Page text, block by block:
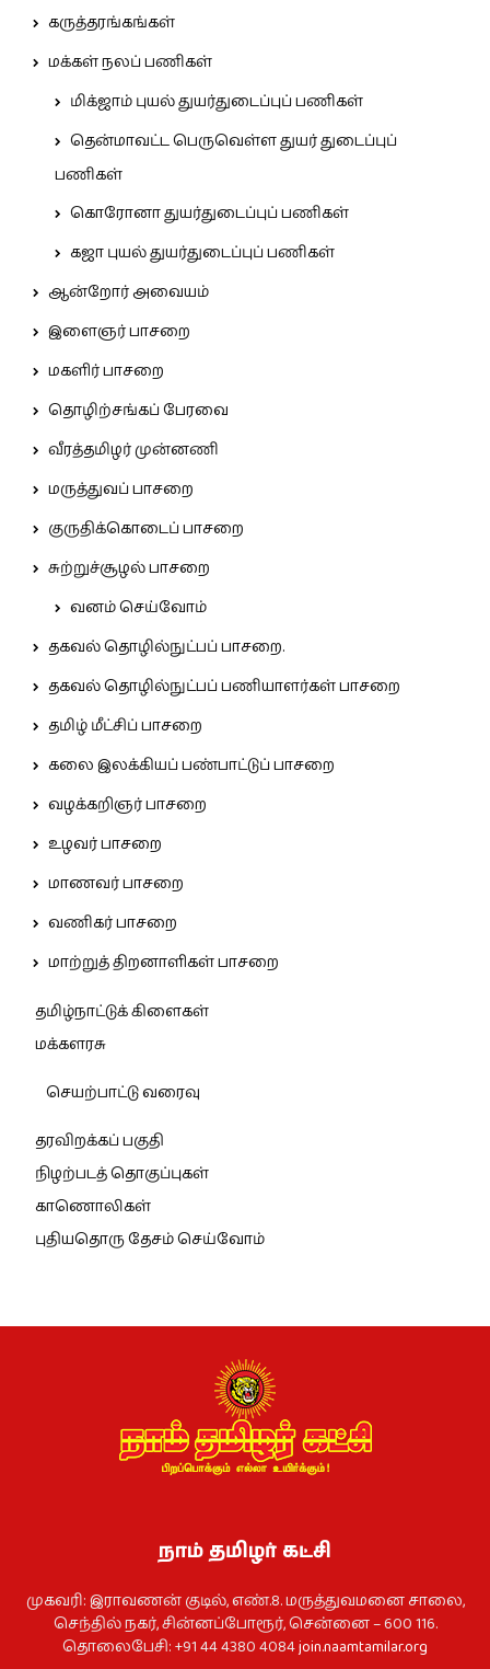
கருத்தரங்கங்கள்
மக்கள் நலப் பணிகள்
மிக்ஜாம் புயல் துயர்துடைப்புப் பணிகள்
தென்மாவட்ட பெருவெள்ள துயர் துடைப்புப்
பணிகள்
கொரோனா துயர்துடைப்புப் பணிகள்
கஜா புயல் துயர்துடைப்புப் பணிகள்
ஆன்றோர் அவையம்
இளைஞர் பாசறை
மகளிர் பாசறை
தொழிற்சங்கப் பேரவை
வீரத்தமிழர் முன்னணி
மருத்துவப் பாசறை
குருதிக்கொடைப் பாசறை
சுற்றுச்சூழல் பாசறை
வனம் செய்வோம்
தகவல் தொழில்நுட்பப் பாசறை.
தகவல் தொழில்நுட்பப் பணியாளர்கள் பாசறை
தமிழ் மீட்சிப் பாசறை
கலை இலக்கியப் பண்பாட்டுப் பாசறை
வழக்கறிஞர் பாசறை
உழவர் பாசறை
மாணவர் பாசறை
வணிகர் பாசறை
மாற்றுத் திறனாளிகள் பாசறை
தமிழ்நாட்டுக் கிளைகள்
மக்களரசு
செயற்பாட்டு வரைவு
தரவிறக்கப் பகுதி
நிழற்படத் தொகுப்புகள்
காணொலிகள்
புதியதொரு தேசம் செய்வோம்
நாம் தமிழர் கட்சி
முகவரி: இராவணன் குடில், எண்.8. மருத்துவமனை சாலை,
செந்தில் நகர், சின்னப்போரூர், சென்னை – 600 116.
தொலைபேசி: +91 44 4380 4084join.naamtamilar.org